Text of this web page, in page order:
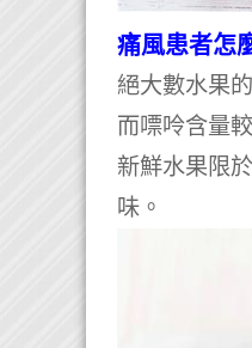
痛風患者怎
絕大數水果
而嘌呤含量
新鮮水果限
味。